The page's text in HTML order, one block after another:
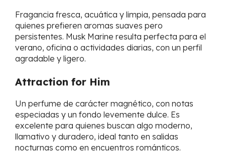
Fragancia fresca, acuática y limpia, pensada para
quienes prefieren aromas suaves pero
persistentes. Musk Marine resulta perfecta para el
verano, oficina o actividades diarias, con un perfil
agradable y ligero.
Attraction for Him
Un perfume de carácter magnético, con notas
especiadas y un fondo levemente dulce. Es
excelente para quienes buscan algo moderno,
llamativo y duradero, ideal tanto en salidas
nocturnas como en encuentros románticos.